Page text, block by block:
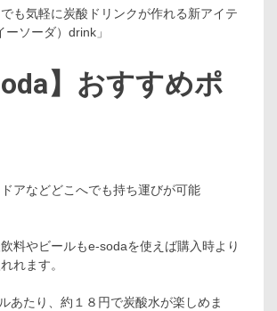
も気軽に炭酸ドリンクが作れる新アイテ
ソーダ）drink」
】おすすめポ
アなどどこへでも持ち運びが可能
料やビールもe-sodaを使えば購入時より
れます。
あたり、約１８円で炭酸水が楽しめま